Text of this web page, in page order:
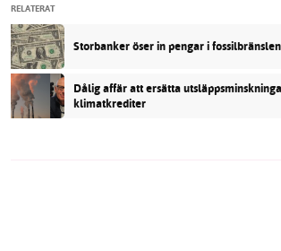
RELATERAT
Storbanker öser in pengar i
Dålig affär att ersätta
klimatkrediter